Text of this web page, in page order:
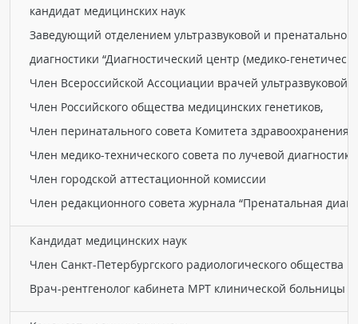
кандидат медицинских наук
Заведующий отделением ультразвуковой и пренатальной
диагностики “Диагностический центр (медико-
Член Всероссийской Ассоциации врачей ультразвуковой
Член Российского общества медицинских генетиков,
Член перинатального совета Комитета здравоохранения
Член медико-технического совета по лучевой
Член городской аттестационной комиссии
Член редакционного совета журнала “Пренатальная
Кандидат медицинских наук
Член Санкт-Петербургского радиологического общества
Врач-рентгенолог кабинета МРТ клинической больницы